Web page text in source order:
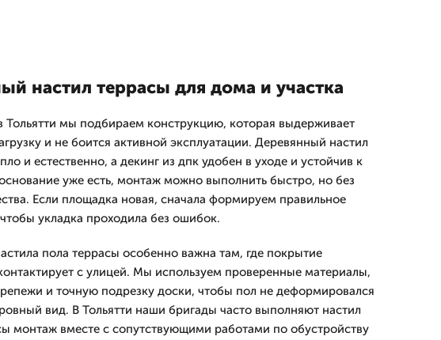
настил террасы для дома и участка
Тольятти мы подбираем конструкцию, которая выдерживает
и не боится активной эксплуатации. Деревянный настил
и естественно, а декинг из дпк удобен в уходе и устойчив к
основание уже есть, монтаж можно выполнить быстро, но без
Если площадка новая, сначала формируем правильное
укладка проходила без ошибок.
пола террасы особенно важна там, где покрытие
с улицей. Мы используем проверенные материалы,
и точную подрезку доски, чтобы пол не деформировался
вид. В Тольятти наши бригады часто выполняют настил
монтаж вместе с сопутствующими работами по обустройству